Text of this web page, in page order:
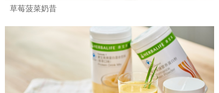
草莓菠菜奶昔